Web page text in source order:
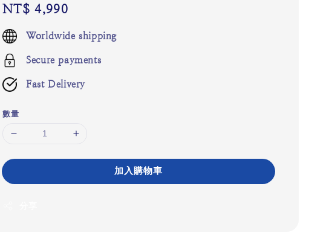
Regular
price
NT$ 4,990
Worldwide shipping
Secure payments
Fast Delivery
數量
加入購物車